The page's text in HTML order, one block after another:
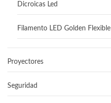
Dicroicas Led
Filamento LED Golden Flexible
Proyectores
Seguridad